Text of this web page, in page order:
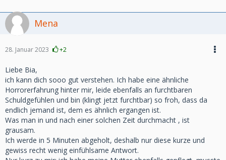
Mena
28. Januar 2023 +2
Liebe Bia,
ich kann dich sooo gut verstehen. Ich habe eine ähnliche
Horrorerfahrung hinter mir, leide ebenfalls an furchtbaren
Schuldgefühlen und bin (klingt jetzt furchtbar) so froh, dass da
endlich jemand ist, dem es ähnlich ergangen ist.
Was man in und nach einer solchen Zeit durchmacht , ist
grausam.
Ich werde in 5 Minuten abgeholt, deshalb nur diese kurze und
gewiss recht wenig einfühlsame Antwort.